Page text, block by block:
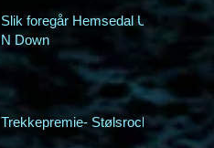
Slik foregår Hemsedal Up
N Down
Trekkepremie- Stølsrock